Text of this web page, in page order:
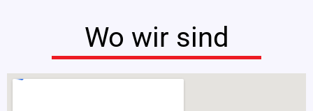
Wo wir sind